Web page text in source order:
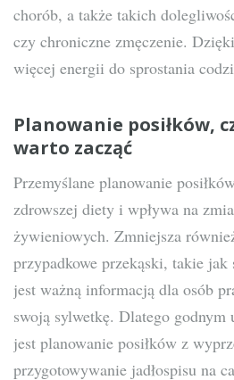
chorób, a także takich
czy chroniczne zmęczenie.
więcej energii do sprostania
Planowanie posiłków,
warto zacząć
Przemyślane planowanie
zdrowszej diety i wpływa na
żywieniowych. Zmniejsza
przypadkowe przekąski, takie jak
jest ważną informacją dla osób
swoją sylwetkę. Dlatego
jest planowanie posiłków z
przygotowywanie jadłospisu na